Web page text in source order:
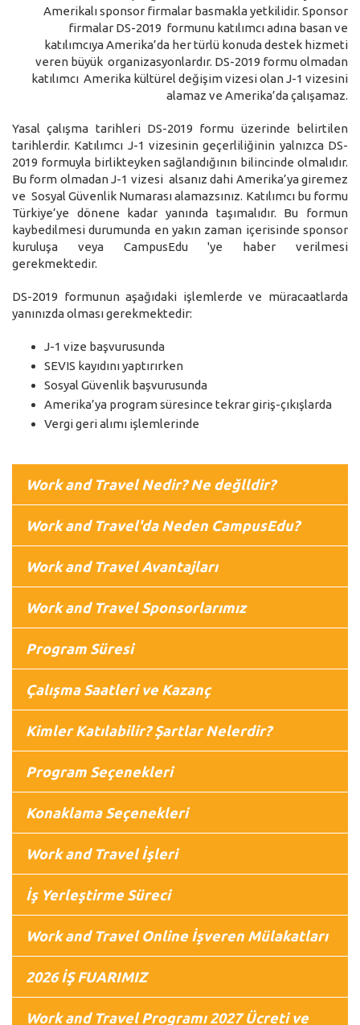
Amerikalı sponsor firmalar basmakla yetkilidir. Sponsor
firmalar DS-2019 formunu katılımcı adına basan ve
katılımcıya Amerika’da her türlü konuda destek hizmeti
veren büyük organizasyonlardır. DS-2019 formu olmadan
katılımcı Amerika kültürel değişim vizesi olan J-1 vizesini
alamaz ve Amerika’da çalışamaz.
Yasal çalışma tarihleri DS-2019 formu üzerinde belirtilen
tarihlerdir. Katılımcı J-1 vizesinin geçerliliğinin yalnızca DS-
2019 formuyla birlikteyken sağlandığının bilincinde olmalıdır.
Bu form olmadan J-1 vizesi alsanız dahi Amerika’ya giremez
ve Sosyal Güvenlik Numarası alamazsınız. Katılımcı bu formu
Türkiye’ye dönene kadar yanında taşımalıdır. Bu formun
kaybedilmesi durumunda en yakın zaman içerisinde sponsor
kuruluşa veya CampusEdu 'ye haber verilmesi
gerekmektedir.
DS-2019 formunun aşağıdaki işlemlerde ve müracaatlarda
yanınızda olması gerekmektedir:
J-1 vize başvurusunda
SEVIS kayıdını yaptırırken
Sosyal Güvenlik başvurusunda
Amerika’ya program süresince tekrar giriş-çıkışlarda
Vergi geri alımı işlemlerinde
Work and Travel Nedir? Ne değlldir?
Work and Travel'da Neden CampusEdu?
Work and Travel Avantajları
Work and Travel Sponsorlarımız
Program Süresi
Çalışma Saatleri ve Kazanç
Kimler Katılabilir? Şartlar Nelerdir?
Program Seçenekleri
Konaklama Seçenekleri
Work and Travel İşleri
İş Yerleştirme Süreci
Work and Travel Online İşveren Mülakatları
2026 İŞ FUARIMIZ
Work and Travel Programı 2027 Ücreti ve